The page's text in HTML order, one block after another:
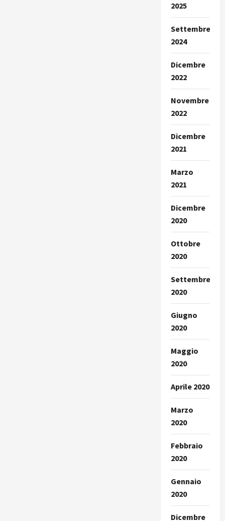
2025
Settembre
2024
Dicembre
2022
Novembre
2022
Dicembre
2021
Marzo
2021
Dicembre
2020
Ottobre
2020
Settembre
2020
Giugno
2020
Maggio
2020
Aprile 2020
Marzo
2020
Febbraio
2020
Gennaio
2020
Dicembre